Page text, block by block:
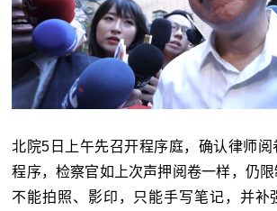
北院5日上午先召开程序庭，确认律师
程序，检察官如上次声押阅卷一样，仍限
不能拍照、影印，只能手写笔记，并补